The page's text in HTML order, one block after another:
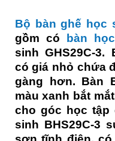
Bộ bàn ghế học
gồm có bàn học
sinh GHS29C-3.
có giá nhỏ chứa
gàng hơn. Bàn
màu xanh bắt
cho góc học tập
sinh BHS29C-3